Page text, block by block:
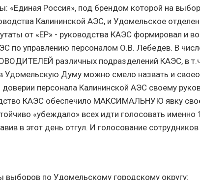
«Единая Россия», под брендом которой на
Калининской АЭС, и Удомельское
от «ЕР» - руководства КАЭС формировал и
по управлению персоналом О.В. Лебедев. В
различных подразделений КАЭС, в
Удомельскую Думу можно смело назвать и
персонала Калининской АЭС своему
КАЭС обеспечило МАКСИМАЛЬНУЮ явку
«убеждало» всех идти голосовать именно
в этот день отгул. И голосование
выборов по Удомельскому городскому округу: